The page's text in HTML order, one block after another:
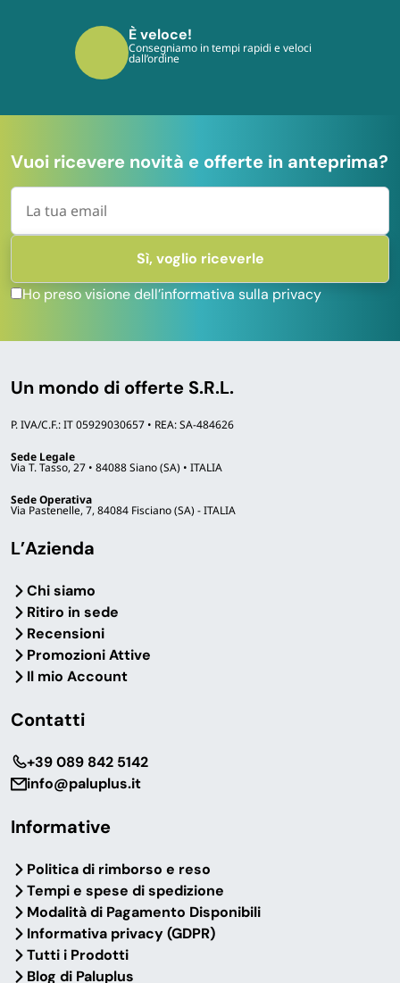
È veloce!
Consegniamo in tempi rapidi e veloci
dall’ordine
Vuoi ricevere novità e offerte in anteprima?
Ho preso visione dell’informativa sulla privacy
Un mondo di offerte S.R.L.
P. IVA/C.F.: IT 05929030657 • REA: SA-484626
Sede Legale
Via T. Tasso, 27 • 84088 Siano (SA) • ITALIA
Sede Operativa
Via Pastenelle, 7, 84084 Fisciano (SA) - ITALIA
L’Azienda
Chi siamo
Ritiro in sede
Recensioni
Promozioni Attive
Il mio Account
Contatti
‎+39 089 842 5142
info@paluplus.it
Informative
Politica di rimborso e reso
Tempi e spese di spedizione
Modalità di Pagamento Disponibili
Informativa privacy (GDPR)
Tutti i Prodotti
Blog di Paluplus